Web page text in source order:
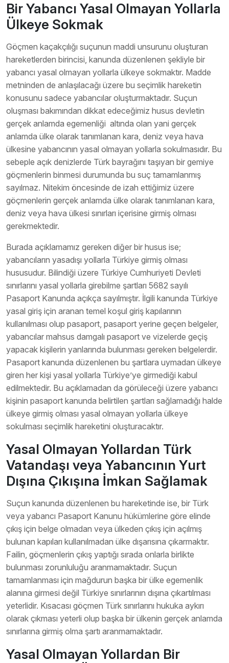
Bir Yabancı Yasal Olmayan Yollarla
Ülkeye Sokmak
Göçmen kaçakçılığı suçunun maddi unsurunu oluşturan
hareketlerden birincisi, kanunda düzenlenen şekliyle bir
yabancı yasal olmayan yollarla ülkeye sokmaktır. Madde
metninden de anlaşılacağı üzere bu seçimlik hareketin
konusunu sadece yabancılar oluşturmaktadır. Suçun
oluşması bakımından dikkat edeceğimiz husus devletin
gerçek anlamda egemenliği altında olan yani gerçek
anlamda ülke olarak tanımlanan kara, deniz veya hava
ülkesine yabancının yasal olmayan yollarla sokulmasıdır. Bu
sebeple açık denizlerde Türk bayrağını taşıyan bir gemiye
göçmenlerin binmesi durumunda bu suç tamamlanmış
sayılmaz. Nitekim öncesinde de izah ettiğimiz üzere
göçmenlerin gerçek anlamda ülke olarak tanımlanan kara,
deniz veya hava ülkesi sınırları içerisine girmiş olması
gerekmektedir.
Burada açıklamamız gereken diğer bir husus ise;
yabancıların yasadışı yollarla Türkiye girmiş olması
hususudur. Bilindiği üzere Türkiye Cumhuriyeti Devleti
sınırlarını yasal yollarla girebilme şartları 5682 sayılı
Pasaport Kanunda açıkça sayılmıştır. İlgili kanunda Türkiye
yasal giriş için aranan temel koşul giriş kapılarının
kullanılması olup pasaport, pasaport yerine geçen belgeler,
yabancılar mahsus damgalı pasaport ve vizelerde geçiş
yapacak kişilerin yanlarında bulunması gereken belgelerdir.
Pasaport kanunda düzenlenen bu şartlara uymadan ülkeye
giren her kişi yasal yollarla Türkiye’ye girmediği kabul
edilmektedir. Bu açıklamadan da görüleceği üzere yabancı
kişinin pasaport kanunda belirtilen şartları sağlamadığı halde
ülkeye girmiş olması yasal olmayan yollarla ülkeye
sokulması seçimlik hareketini oluşturacaktır.
Yasal Olmayan Yollardan Türk
Vatandaşı veya Yabancının Yurt
Dışına Çıkışına İmkan Sağlamak
Suçun kanunda düzenlenen bu hareketinde ise, bir Türk
veya yabancı Pasaport Kanunu hükümlerine göre elinde
çıkış için belge olmadan veya ülkeden çıkış için açılmış
bulunan kapıları kullanılmadan ülke dışarısına çıkarmaktır.
Failin, göçmenlerin çıkış yaptığı sırada onlarla birlikte
bulunması zorunluluğu aranmamaktadır. Suçun
tamamlanması için mağdurun başka bir ülke egemenlik
alanına girmesi değil Türkiye sınırlarının dışına çıkartılması
yeterlidir. Kısacası göçmen Türk sınırlarını hukuka aykırı
olarak çıkması yeterli olup başka bir ülkenin gerçek anlamda
sınırlarına girmiş olma şartı aranmamaktadır.
Yasal Olmayan Yollardan Bir